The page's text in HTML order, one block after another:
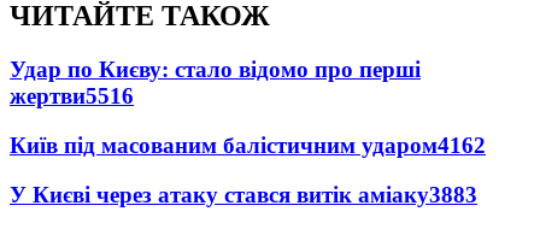
ЧИТАЙТЕ ТАКОЖ
Удар по Києву: стало відомо про перші
жертви5516
Київ під масованим балістичним ударом4162
У Києві через атаку стався витік аміаку3883